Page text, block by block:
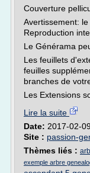
Couverture
Avertissement:
Reproduction
Le Générama
Les feuillets
feuilles
branches de
Les Extensions
Lire la suite
Date: 2017-02-
Site : passion-
Thèmes liés :
exemple arbre